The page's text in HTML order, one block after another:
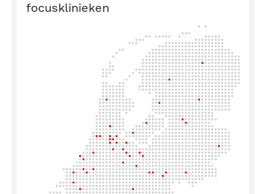
focusklinieken